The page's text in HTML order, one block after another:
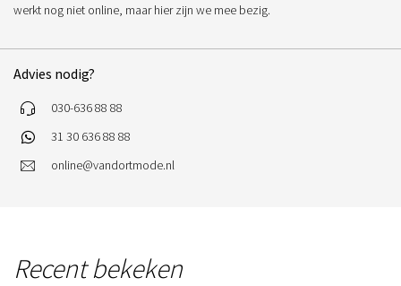
werkt nog niet online, maar hier zijn we mee bezig.
Advies nodig?
030-636 88 88
31 30 636 88 88
online@vandortmode.nl
Recent bekeken